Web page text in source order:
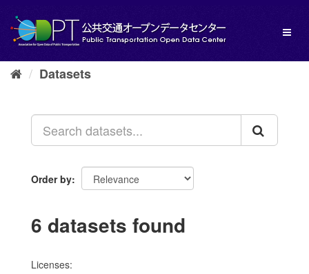
content
Datasets
Order by
6 datasets found
Licenses: